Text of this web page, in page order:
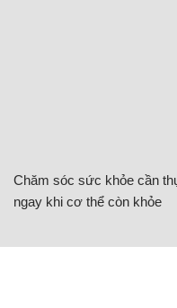
Chăm sóc sức khỏe cần
ngay khi cơ thể còn khỏe